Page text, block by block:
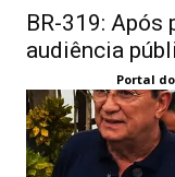
BR-319: Após
audiência
Portal